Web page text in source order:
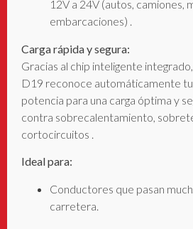
12V a 24V (autos, camiones,
embarcaciones) .
Carga rápida y segura:
Gracias al chip inteligente
D19 reconoce automáticamente
potencia para una carga óptima y
contra sobrecalentamiento,
cortocircuitos .
Ideal para:
Conductores que pasan
carretera.